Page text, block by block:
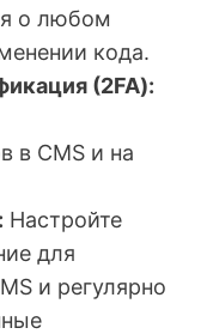
о любом
кода.
(2FA):
в CMS и на
Настройте
для
и регулярно